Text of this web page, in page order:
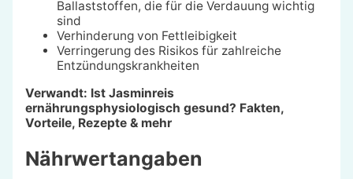
Ballaststoffen, die für die Verdauung wichtig
sind
Verhinderung von Fettleibigkeit
Verringerung des Risikos für zahlreiche
Entzündungskrankheiten
Verwandt: Ist Jasminreis
ernährungsphysiologisch gesund? Fakten,
Vorteile, Rezepte & mehr
Nährwertangaben